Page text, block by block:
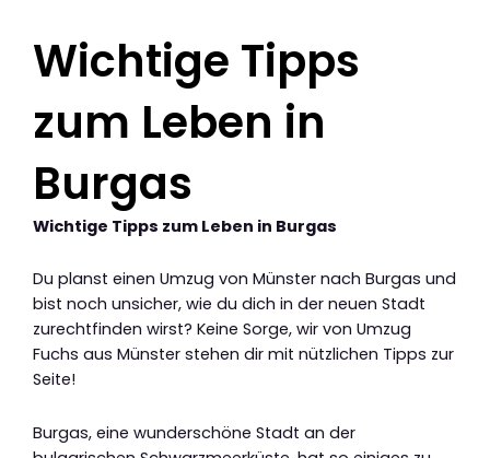
Wichtige Tipps
zum Leben in
Burgas
Wichtige Tipps zum Leben in Burgas
Du planst einen Umzug von Münster nach Burgas und
bist noch unsicher, wie du dich in der neuen Stadt
zurechtfinden wirst? Keine Sorge, wir von Umzug
Fuchs aus Münster stehen dir mit nützlichen Tipps zur
Seite!
Burgas, eine wunderschöne Stadt an der